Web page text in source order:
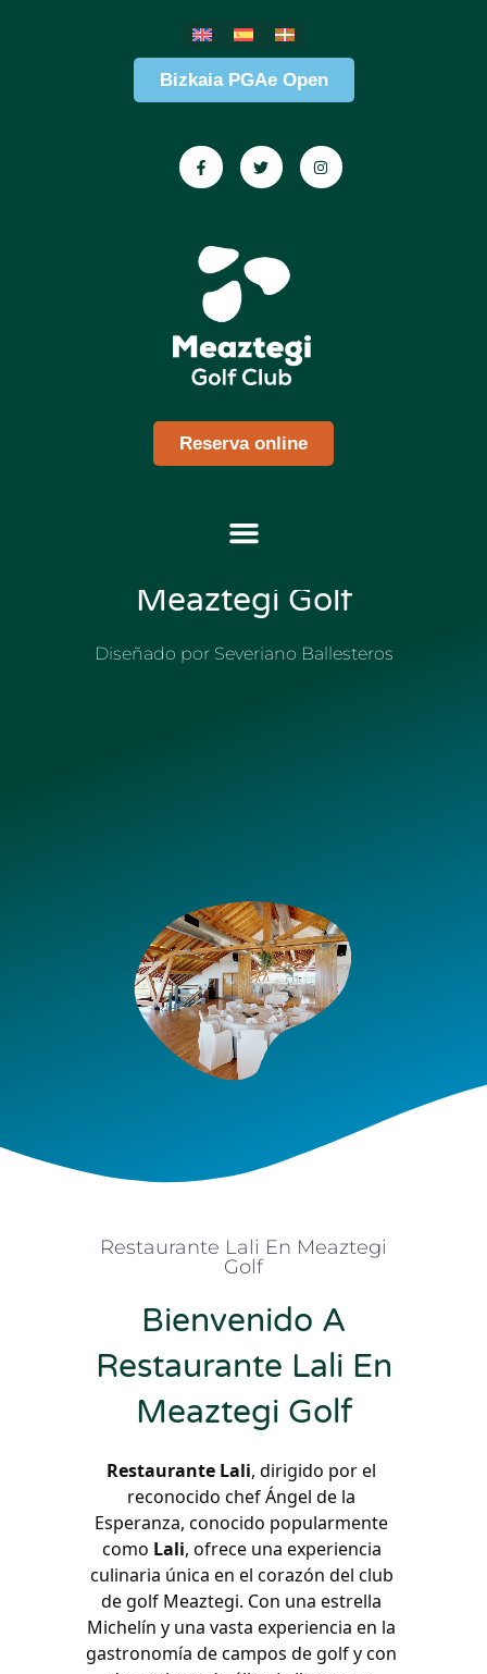
Bizkaia PGAe Open
Reserva online
Meaztegi Golf
Diseñado por Severiano Ballesteros
Restaurante Lali En Meaztegi
Golf
Bienvenido A
Restaurante Lali En
Meaztegi Golf
Restaurante Lali, dirigido por el
reconocido chef Ángel de la
Esperanza, conocido popularmente
como Lali, ofrece una experiencia
culinaria única en el corazón del club
de golf Meaztegi. Con una estrella
Michelín y una vasta experiencia en la
gastronomía de campos de golf y con